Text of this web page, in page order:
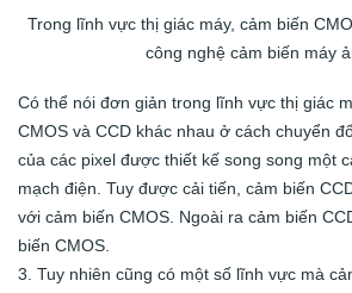
Trong lĩnh vực thị giác máy, cảm biến
công nghệ cảm biến máy
Có thể nói đơn giản trong lĩnh vực thị giác
CMOS và CCD khác nhau ở cách chuyển
của các pixel được thiết kế song song một
mạch điện. Tuy được cải tiến, cảm biến
với cảm biến CMOS. Ngoài ra cảm biến
biến CMOS.
3. Tuy nhiên cũng có một số lĩnh vực mà